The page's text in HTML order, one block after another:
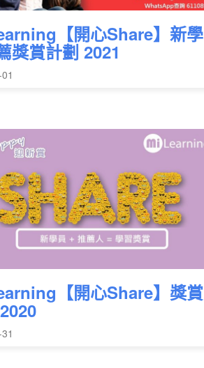
【開心Share】新學
獎賞計劃 2021
【開心Share】獎賞